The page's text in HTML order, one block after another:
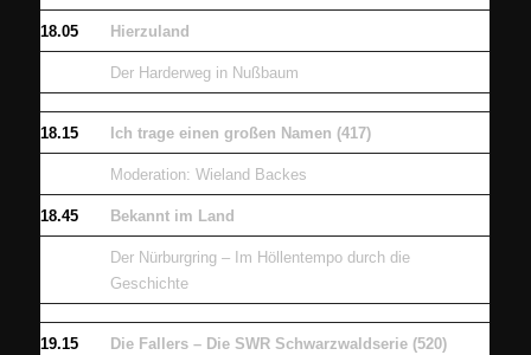
18.05 Hierzuland
Der Harderweg in Nußbaum
18.15 Ich trage einen großen Namen (417)
Moderation: Wieland Backes
18.45 Bekannt im Land
Der Nürburgring – Im Höllentempo durch die
Geschichte
19.15 Die Fallers – Die SWR Schwarzwaldserie (520)